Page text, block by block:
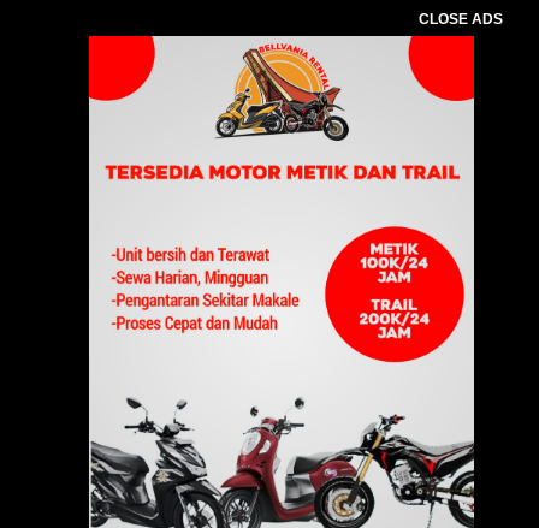
CLOSE ADS